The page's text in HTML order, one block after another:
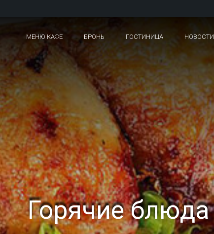
МЕНЮ КАФЕ БРОНЬ ГОСТИНИЦА НОВОСТИ
Горячие блюда